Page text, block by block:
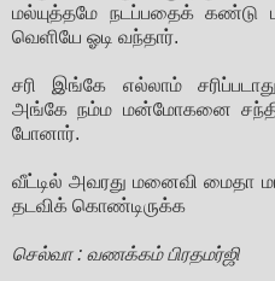
மல்யுத்தமே நடப்பதைக் கண்டு
வெளியே ஓடி வந்தார்.
சரி இங்கே எல்லாம்
அங்கே நம்ம மன்மோகனை
போனார்.
வீட்டில் அவரது மனைவி மைதா
தடவிக் கொண்டிருக்க
செல்வா : வணக்கம் பிரதமர்ஜி